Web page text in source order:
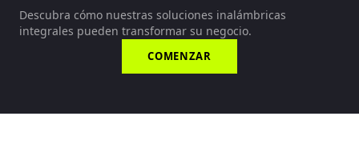
Descubra cómo nuestras soluciones inalámbricas
integrales pueden transformar su negocio.
COMENZAR